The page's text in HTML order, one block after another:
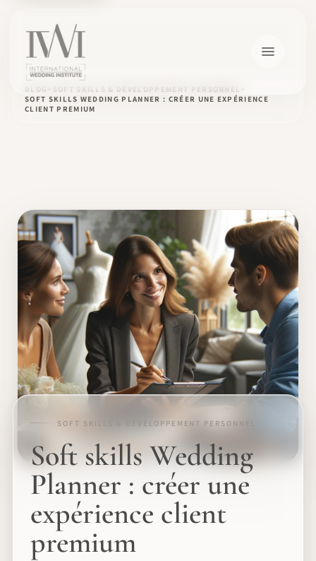
BLOG
SOFT SKILLS & DÉVELOPPEMENT PERSONNEL
SOFT SKILLS WEDDING PLANNER : CRÉER UNE EXPÉRIENCE
CLIENT PREMIUM
SOFT SKILLS & DÉVELOPPEMENT PERSONNEL
Soft skills Wedding
Planner : créer une
expérience client
premium